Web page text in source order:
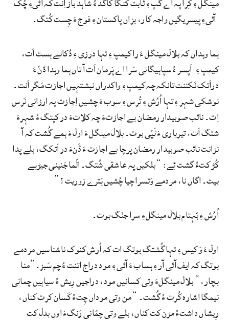
آئیءِ پیسریگیں واجہ کار، بزاں پاکستان ءِ فوج ءَ چِست کُتگ۔
ہما وہداں کہ بلال مینگل ءَ را کیمپ ءِ تہا درزی ءِ دُکانے ہست اَت،
کیمپ ءِ اَپسر ءُ سپاہیگانی سَرا اے پَرمان اَت آ تاں ہما وہدا ڈنّ ءَ
دراَتک نَکننت تانکہ چہ کیمپ ءِ واکدراں نبشتہیں اجازت مَگر اَنت۔
نوشکی شہر ءِ تہا اُرُش ءِ تُرس ءِ سوب ءَ چشیں اِجازت پہ ارزانی نَرس
اِت۔ نائب صوبیدار رمضان بے اجازتءَ چہ کلاتءَ در کپتگ ءُ شہرءَ
شتگ اَت، تیرباری ءَ ٹَپّی بوت۔ بلال مینگل ءَ اول ءَ ہمے گُشت کہ آ
نزانت نائب صوبیدار رمضان پرچا بے اجازت ءَ ڈَنءَ در اَتکگ، بلے پدا
کُڑ کتءُ گشت ئِے: ”بلکیں پہ عاشقی شُتگ۔ الّما جَنینی جیڑہے
بیت۔ اگاں نا، مردمے وَتسرا چیا چُشیں ہَترے زوریت؟“
اُرُش ءِ بْہتام بلال مینگلءِ سرا جنَگ بوت۔
اول ءَ وَ کیس ءِ تہا گُشتگ بوتگ ات کہ اُرش کنوک ناشناسیں مردمے
بوتگ کہ ایف آئی آر ءِ ہساب ءَ آئی ءِ مود دراج اتنت ءُ چم سَبز۔”منا
بچار،“ بلال مینگلءَ وتی کسانیں مود، دراجیں رِیش ءُ سیاہیں چمانی
نیمگا اشارہ کُرت ءُ گُشت۔ ”من وتی موداں چِتءُ کَسان کرت کناں،
رِیشاں داشتءُ مزن کت کناں، بلے وتی چمّانی رَنگءَ اوں بدل کت